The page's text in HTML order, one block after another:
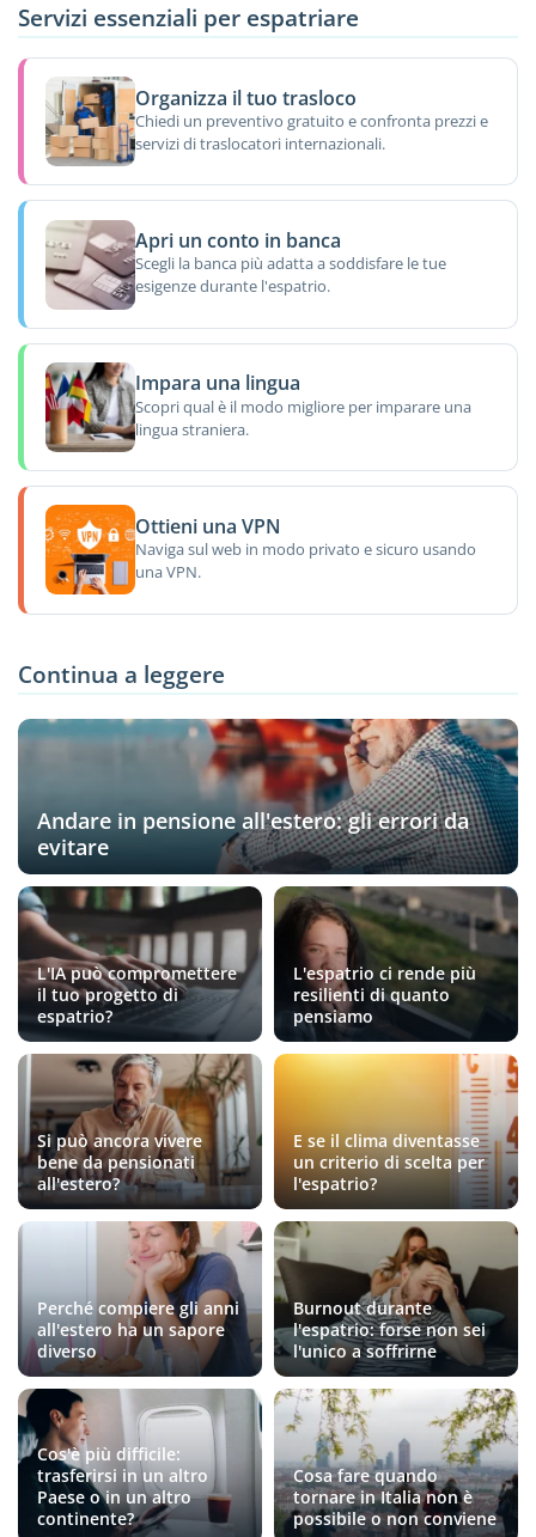
Servizi essenziali per espatriare
Organizza il tuo trasloco
Chiedi un preventivo gratuito e confronta prezzi e
servizi di traslocatori internazionali.
Apri un conto in banca
Scegli la banca più adatta a soddisfare le tue
esigenze durante l'espatrio.
Impara una lingua
Scopri qual è il modo migliore per imparare una
lingua straniera.
Ottieni una VPN
Naviga sul web in modo privato e sicuro usando
una VPN.
Continua a leggere
Andare in pensione all'estero: gli errori da
evitare
L'IA può compromettere
il tuo progetto di
espatrio?
L'espatrio ci rende più
resilienti di quanto
pensiamo
Si può ancora vivere
bene da pensionati
all'estero?
E se il clima diventasse
un criterio di scelta per
l'espatrio?
Perché compiere gli anni
all'estero ha un sapore
diverso
Burnout durante
l'espatrio: forse non sei
l'unico a soffrirne
Cos'è più difficile:
trasferirsi in un altro
Paese o in un altro
continente?
Cosa fare quando
tornare in Italia non è
possibile o non conviene